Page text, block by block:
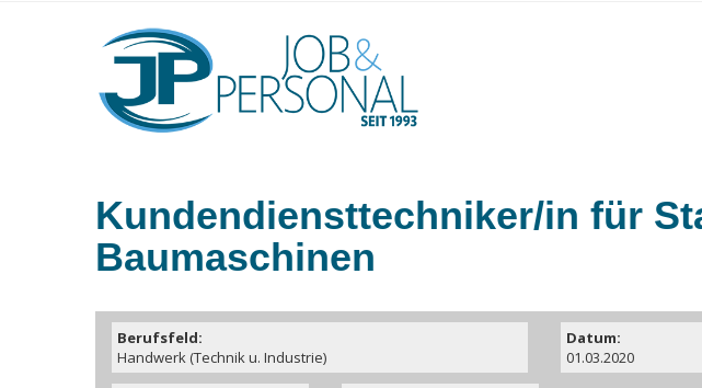
Kundendiensttechniker/in für
Baumaschinen
Berufsfeld:
Handwerk (Technik u. Industrie)
Datum:
01.03.2020